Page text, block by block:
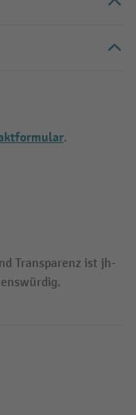
.
Transparenz ist jh-